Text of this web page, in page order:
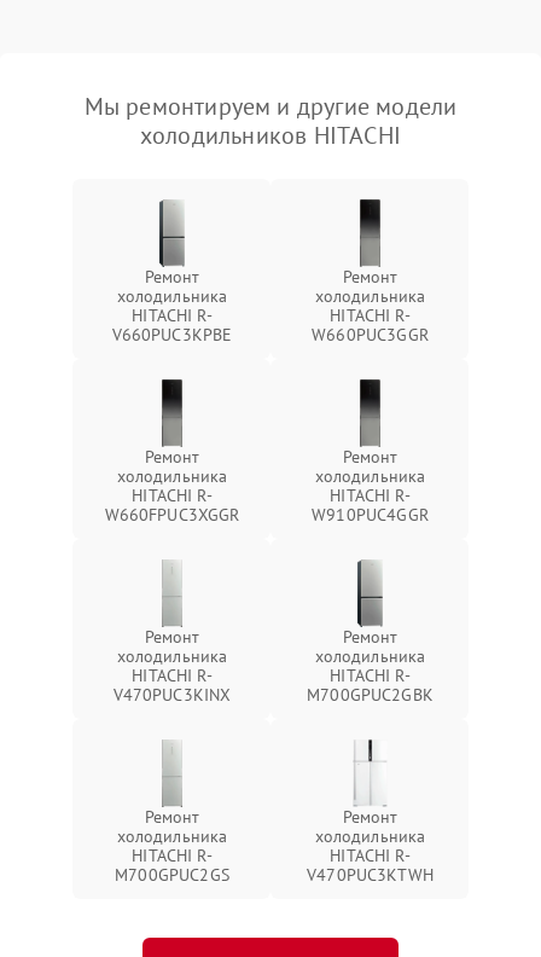
Мы ремонтируем и другие модели
холодильников HITACHI
Ремонт
холодильника
HITACHI R-
V660PUC3KPBE
Ремонт
холодильника
HITACHI R-
W660PUC3GGR
Ремонт
холодильника
HITACHI R-
W660FPUC3XGGR
Ремонт
холодильника
HITACHI R-
W910PUC4GGR
Ремонт
холодильника
HITACHI R-
V470PUC3KINX
Ремонт
холодильника
HITACHI R-
M700GPUC2GBK
Ремонт
холодильника
HITACHI R-
M700GPUC2GS
Ремонт
холодильника
HITACHI R-
V470PUC3KTWH